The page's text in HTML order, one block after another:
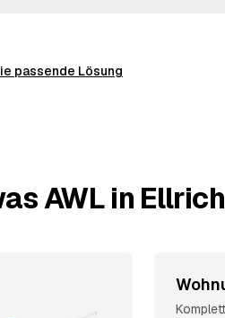
passende Lösung
AWL in